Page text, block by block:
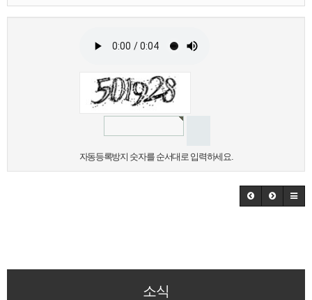
자동등록방지 숫자를 순서대로 입력하세요.
소식